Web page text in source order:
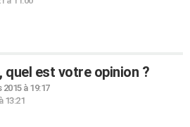
est votre opinion ?
2015 à 19:17
13:21